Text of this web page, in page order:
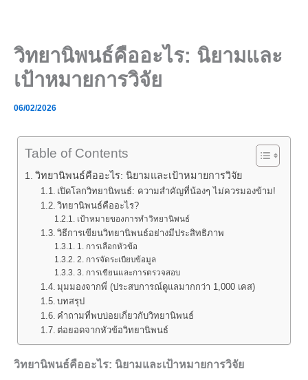
วิทยานิพนธ์คืออะไร: นิยามและ
เป้าหมายการวิจัย
06/02/2026
Table of Contents
วิทยานิพนธ์คืออะไร: นิยามและเป้าหมายการวิจัย
เปิดโลกวิทยานิพนธ์: ความสำคัญที่น้องๆ ไม่ควรมองข้าม!
วิทยานิพนธ์คืออะไร?
เป้าหมายของการทำวิทยานิพนธ์
วิธีการเขียนวิทยานิพนธ์อย่างมีประสิทธิภาพ
1. การเลือกหัวข้อ
2. การจัดระเบียบข้อมูล
3. การเขียนและการตรวจสอบ
มุมมองจากพี่ (ประสบการณ์ดูแลมากกว่า 1,000 เคส)
บทสรุป
คำถามที่พบบ่อยเกี่ยวกับวิทยานิพนธ์
ต่อยอดจากหัวข้อวิทยานิพนธ์
วิทยานิพนธ์คืออะไร: นิยามและเป้าหมายการวิจัย